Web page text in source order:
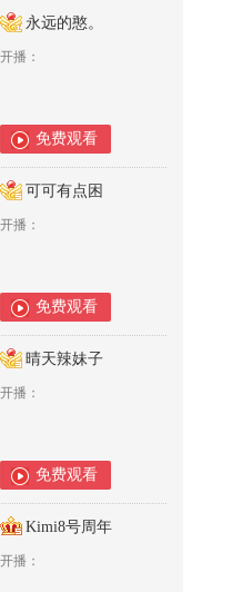
永远的憨。
开播：
免费观看
可可有点困
开播：
免费观看
晴天辣妹子
开播：
免费观看
Kimi8号周年
开播：